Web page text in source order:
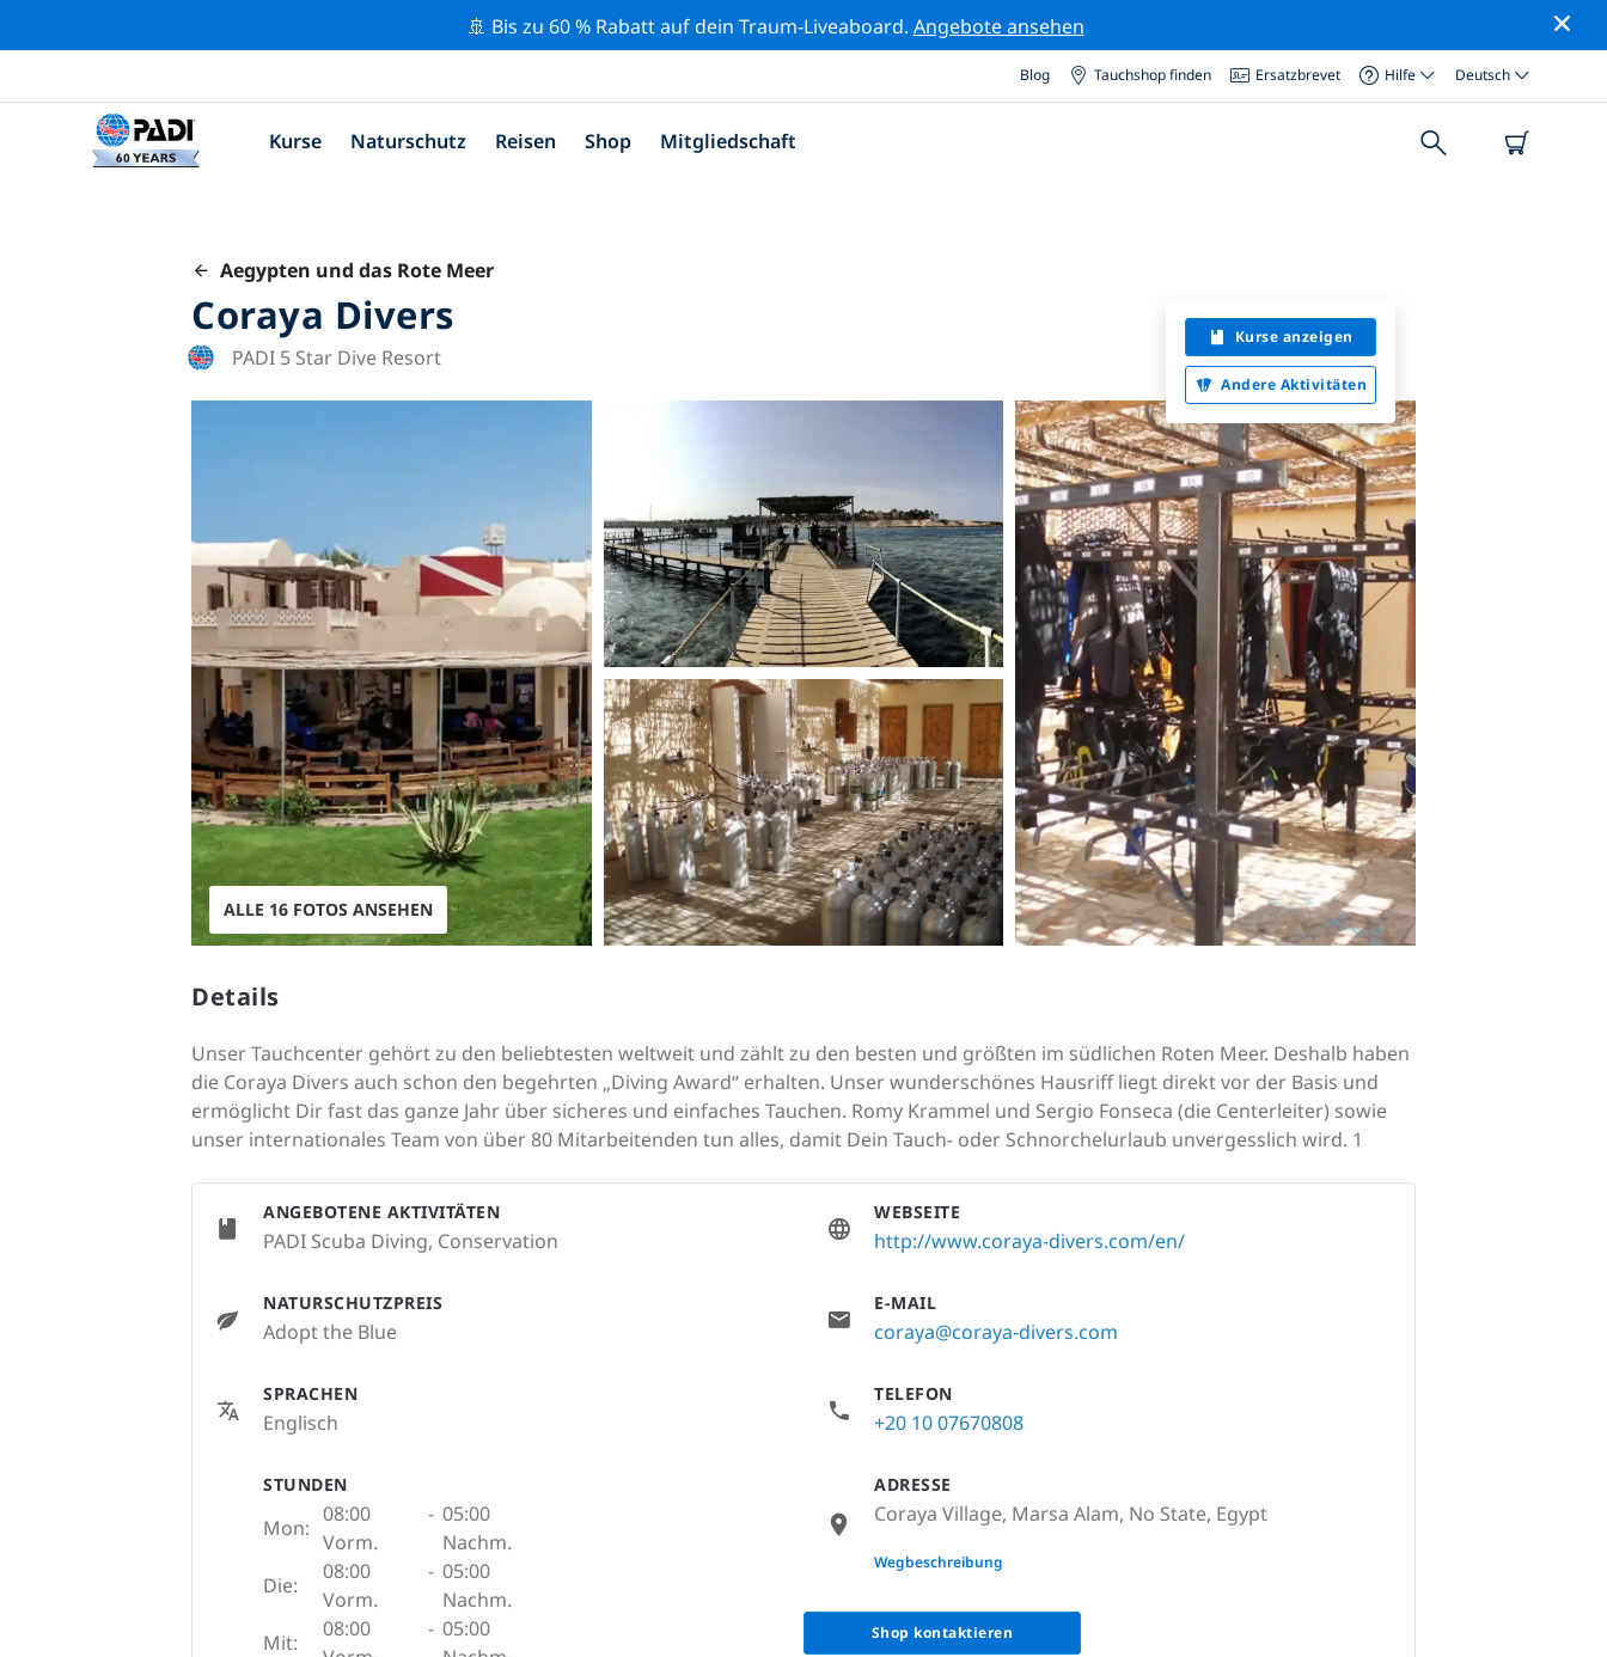
🚢 Bis zu 60 % Rabatt auf dein Traum-Liveaboard. Angebote ansehen
Blog Tauchshop finden Ersatzbrevet Hilfe Deutsch
Kurse Naturschutz Reisen Shop Mitgliedschaft
Aegypten und das Rote Meer
Coraya Divers
PADI 5 Star Dive Resort
Kurse anzeigen
Andere Aktivitäten
ALLE 16 FOTOS ANSEHEN
Details
Unser Tauchcenter gehört zu den beliebtesten weltweit und zählt zu den besten und größten im südlichen Roten Meer. Deshalb haben
die Coraya Divers auch schon den begehrten „Diving Award“ erhalten. Unser wunderschönes Hausriff liegt direkt vor der Basis und
ermöglicht Dir fast das ganze Jahr über sicheres und einfaches Tauchen. Romy Krammel und Sergio Fonseca (die Centerleiter) sowie
unser internationales Team von über 80 Mitarbeitenden tun alles, damit Dein Tauch- oder Schnorchelurlaub unvergesslich wird. 1
ANGEBOTENE AKTIVITÄTEN
PADI Scuba Diving, Conservation
NATURSCHUTZPREIS
Adopt the Blue
SPRACHEN
Englisch
STUNDEN
Mon:
08:00
Vorm.
- 05:00
Nachm.
Die:
08:00
Vorm.
- 05:00
Nachm.
Mit:
08:00
- 05:00
WEBSEITE
http://www.coraya-divers.com/en/
E-MAIL
coraya@coraya-divers.com
TELEFON
+20 10 07670808
ADRESSE
Coraya Village, Marsa Alam, No State, Egypt
None
Wegbeschreibung
Shop kontaktieren